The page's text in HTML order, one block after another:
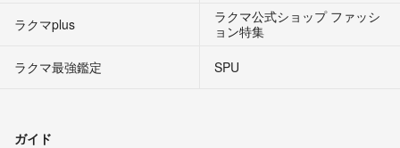
ラクマplus
ラクマ公式ショップ ファッシ
ョン特集
ラクマ最強鑑定
SPU
ガイド